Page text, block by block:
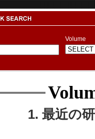
Volume
1. 最近の